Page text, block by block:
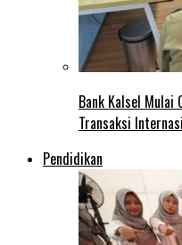
Bank Kalsel Mulai
Transaksi
Pendidikan